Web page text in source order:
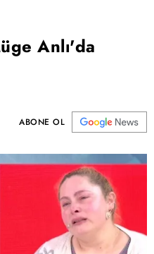
Anlı'da
ABONE OL